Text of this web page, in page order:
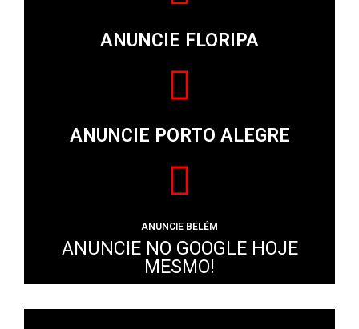
ANUNCIE FLORIPA
ANUNCIE PORTO ALEGRE
ANUNCIE BELÉM
ANUNCIE NO GOOGLE HOJE
MESMO!